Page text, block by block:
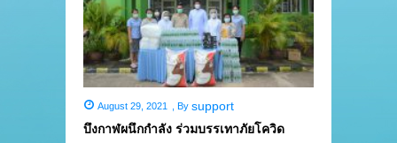
August 29, 2021 By support
บึงกาฬผนึกกำลัง ร่วมบรรเทาภัยโควิด